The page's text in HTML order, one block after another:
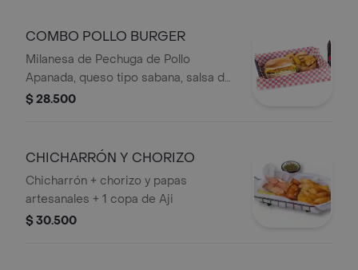
COMBO POLLO BURGER
Milanesa de Pechuga de Pollo
Apanada, queso tipo sabana, salsa de
la casa en Pan de Papa, acompañado
$ 28.500
CHICHARRÓN Y CHORIZO
Chicharrón + chorizo y papas
artesanales + 1 copa de Aji
$ 30.500